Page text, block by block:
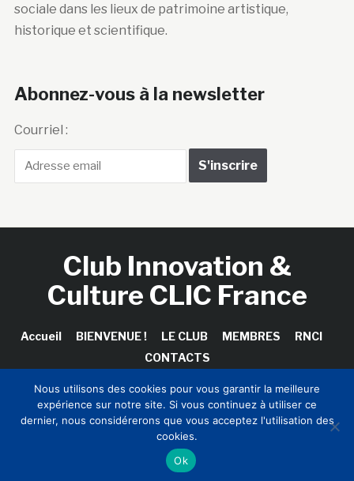
sociale dans les lieux de patrimoine artistique,
historique et scientifique.
Abonnez-vous à la newsletter
Courriel :
Club Innovation &
Culture CLIC France
Accueil BIENVENUE ! LE CLUB MEMBRES
RNCI
CONTACTS
Copyright © 2026 Club Innovation & Culture CLIC France /
Sinapses Conseils
Nous utilisons des cookies pour vous garantir la meilleure
expérience sur notre site. Si vous continuez à utiliser ce
dernier, nous considérerons que vous acceptez l'utilisation des
cookies.
Ok